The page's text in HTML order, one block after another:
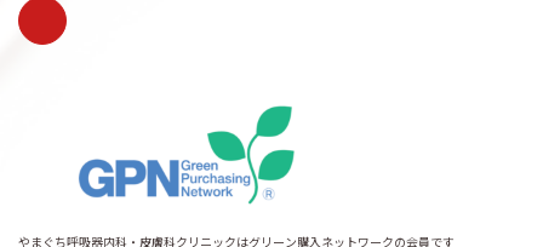
やまぐち呼吸器内科・皮膚科クリニックはグリーン購入ネットワークの会員です